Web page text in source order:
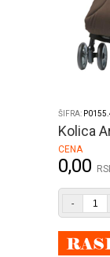
ŠIFRA:
Kolica
CENA
0,00
-